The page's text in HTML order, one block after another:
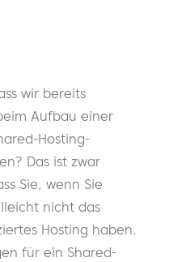
wir bereits
Aufbau einer
Hosting-
Das ist zwar
Sie, wenn Sie
nicht das
Hosting haben.
für ein Shared-